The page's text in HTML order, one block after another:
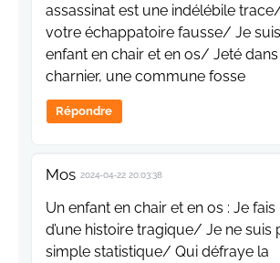
assassinat est une indélébile
votre échappatoire fausse/ Je
enfant en chair et en os/ Jeté
charnier, une commune fosse
Répondre
Mos 2024-04-22 20:03:38
Un enfant en chair et en os : Je
d’une histoire tragique/ Je ne suis
simple statistique/ Qui défraye la